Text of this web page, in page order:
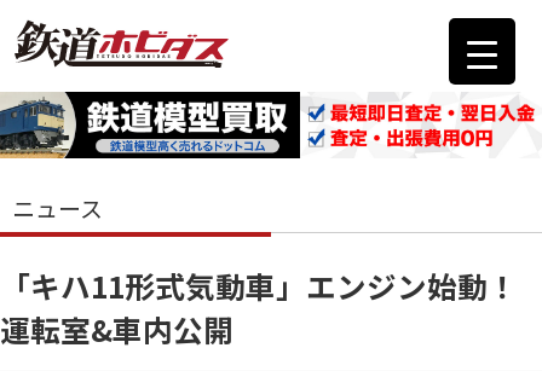
ニュース
「キハ11形式気動車」エンジン始動！
運転室&車内公開